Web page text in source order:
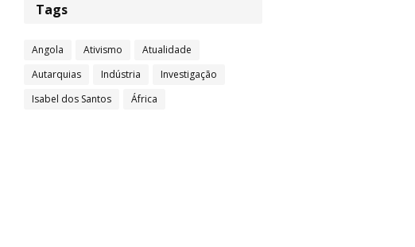
Tags
Angola Ativismo
Atualidade
Autarquias
Indústria
Investigação
Isabel dos Santos
África